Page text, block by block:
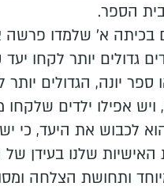
הספר.
בכיתה א' שלמדו פרשה
גדולים יותר לקחו
יונה, הגדולים יותר
ויש אפילו ילדים
לכבוש את היעד, כי
שלנו בעידן של
ותחושת הצלחה